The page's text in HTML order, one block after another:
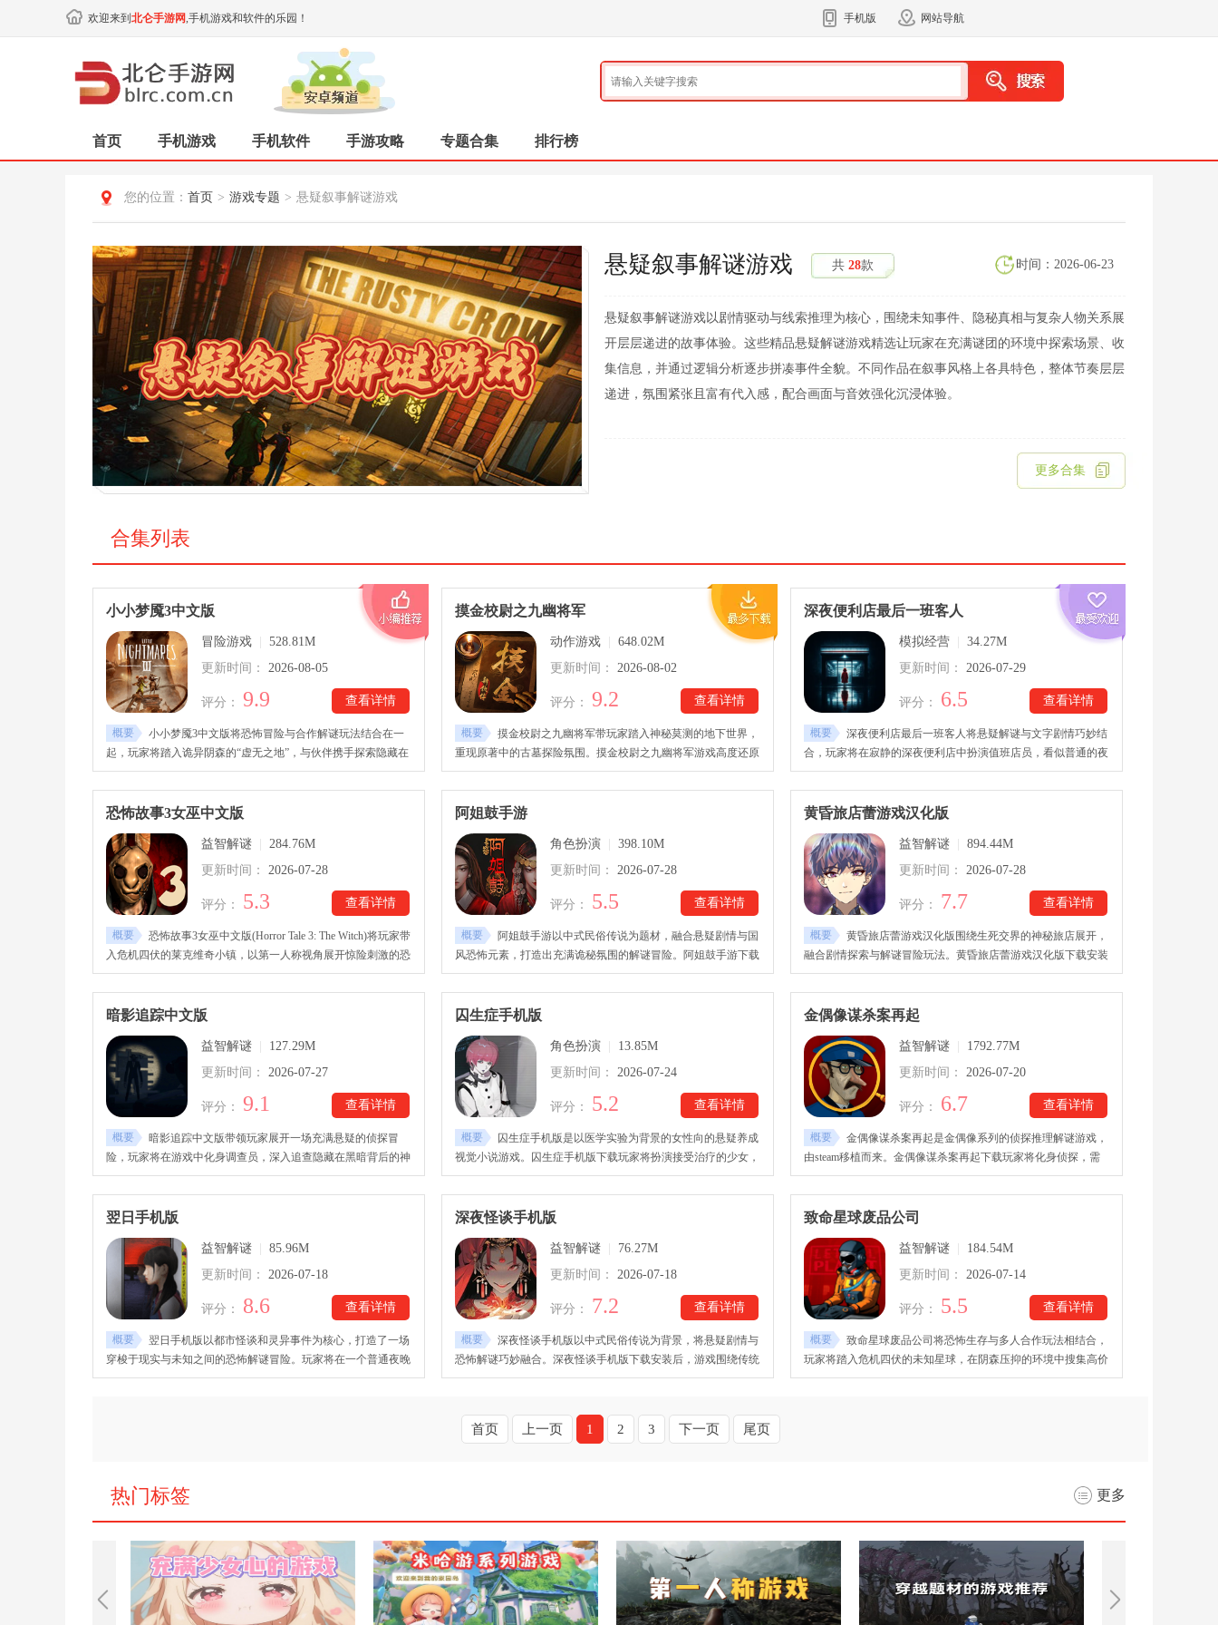
欢迎来到 北仑手游网,手机游戏和软件的乐园！ 手机版 网站导航
首页 手机游戏 手机软件 手游攻略 专题合集 排行榜
您的位置： 首页 > 游戏专题 > 悬疑叙事解谜游戏
悬疑叙事解谜游戏 共 28款 时间：2026-06-23
悬疑叙事解谜游戏以剧情驱动与线索推理为核心，围绕未知事件、隐秘真相与复杂人物关系展
开层层递进的故事体验。这些精品悬疑解谜游戏精选让玩家在充满谜团的环境中探索场景、收
集信息，并通过逻辑分析逐步拼凑事件全貌。不同作品在叙事风格上各具特色，整体节奏层层
递进，氛围紧张且富有代入感，配合画面与音效强化沉浸体验。
更多合集
合集列表
小小梦魇3中文版
冒险游戏
528.81M
更新时间：
2026-08-05
查看详情
评分： 9.9
概要
小小梦魇3中文版将恐怖冒险与合作解谜玩法结合在一
起，玩家将踏入诡异阴森的“虚无之地”，与伙伴携手探索隐藏在
黑暗中的秘密。小小梦魇3中文版下载安装后，游戏的故事围绕
迷失世界的小洛和小寂展开，两人分别拥有不同的能力与工具。
随着探索不断深入，玩家与队友或者AI需要配合，完成机关破
摸金校尉之九幽将军
动作游戏
648.02M
更新时间：
2026-08-02
查看详情
评分： 9.2
概要
摸金校尉之九幽将军带玩家踏入神秘莫测的地下世界，
重现原著中的古墓探险氛围。摸金校尉之九幽将军游戏高度还原
小说中的经典场景，从精绝遗迹到龙岭秘境，各类机关陷阱、诡
异生物以及未知危险层出不穷。玩家需要运用摸金技巧寻找线
索，破解机关谜题，在步步危机的环境中展开惊险刺激的冒险。
深夜便利店最后一班客人
模拟经营
34.27M
更新时间：
2026-07-29
查看详情
评分： 6.5
概要
深夜便利店最后一班客人将悬疑解谜与文字剧情巧妙结
合，玩家将在寂静的深夜便利店中扮演值班店员，看似普通的夜
班，却因一位位神秘顾客的到来而变得诡异莫测。深夜便利店最
后一班客人手游采用简洁的画面风格营造压抑神秘的氛围，每位
深夜来访者都有着不同寻常的言行举止，他们提出的要求和对话
需要通过交流、观察和推理，不断收集关键信息，随着剧情不断
推进，一段尘封七年的秘密也将逐渐浮出水面。
恐怖故事3女巫中文版
益智解谜
284.76M
更新时间：
2026-07-28
查看详情
评分： 5.3
概要
恐怖故事3女巫中文版(Horror Tale 3: The Witch)将玩家带
入危机四伏的莱克维奇小镇，以第一人称视角展开惊险刺激的恐
怖解谜冒险。恐怖故事3女巫中文版下载安装后，随着剧情推
进，更多地图区域将陆续开放，玩家需要不断探索环境、收集物
品、破解机关，一步步拼凑事件真相。游戏还提供提示系统，可
阿姐鼓手游
角色扮演
398.10M
更新时间：
2026-07-28
查看详情
评分： 5.5
概要
阿姐鼓手游以中式民俗传说为题材，融合悬疑剧情与国
风恐怖元素，打造出充满诡秘氛围的解谜冒险。阿姐鼓手游下载
安装后，玩家将深入神秘村庄，通过探索场景、搜集道具、破解
机关和推理线索，一步步揭开尘封已久的秘密。游戏采用沉浸式
叙事方式，让玩家在紧张刺激的探索过程中体验充满悬念的冒
黄昏旅店蕾游戏汉化版
益智解谜
894.44M
更新时间：
2026-07-28
查看详情
评分： 7.7
概要
黄昏旅店蕾游戏汉化版围绕生死交界的神秘旅店展开，
融合剧情探索与解谜冒险玩法。黄昏旅店蕾游戏汉化版下载安装
后，作为《黄昏旅店》系列新篇章，本作延续前作世界观，玩家
会跟随主角蜂矢梦久的视角，探索这座充满谜团的旅馆，帮助失
去记忆的住客找回过去，并引导他们面对最终的归宿。游戏加入
索逐渐拼合，还原被遗忘的记忆真相。
暗影追踪中文版
益智解谜
127.29M
更新时间：
2026-07-27
查看详情
评分： 9.1
概要
暗影追踪中文版带领玩家展开一场充满悬疑的侦探冒
险，玩家将在游戏中化身调查员，深入追查隐藏在黑暗背后的神
秘事件。暗影追踪杰西卡案件的故事发生于一座危机四伏的城
市，玩家需要前往不同场景探索，通过寻找隐藏线索、分析证据
以及破解谜题，逐步还原案件真相。游戏拥有紧凑的剧情设计和
过程。
囚生症手机版
角色扮演
13.85M
更新时间：
2026-07-24
查看详情
评分： 5.2
概要
囚生症手机版是以医学实验为背景的女性向的悬疑养成
视觉小说游戏。囚生症手机版下载玩家将扮演接受治疗的少女，
与医院安排的粉发少年外形人形机器人共同生活，接受治疗，通
过不断的互动交流和实验，逐步影响机器人的性格、情感与行为
变化，展开不一样的情感羁绊。囚生症手机版下载玩家不同的选
金偶像谋杀案再起
益智解谜
1792.77M
更新时间：
2026-07-20
查看详情
评分： 6.7
概要
金偶像谋杀案再起是金偶像系列的侦探推理解谜游戏，
由steam移植而来。金偶像谋杀案再起下载玩家将化身侦探，需
要通过点击的方式探索不同的犯罪现场，和角色互动，搜集线索
或道具，运用智慧和逻辑揭开各种谜题背后的完整真相。金偶像
谋杀案再起游戏结合了20个不同时代背景的案件，带来多样化的
翌日手机版
益智解谜
85.96M
更新时间：
2026-07-18
查看详情
评分： 8.6
概要
翌日手机版以都市怪谈和灵异事件为核心，打造了一场
穿梭于现实与未知之间的恐怖解谜冒险。玩家将在一个普通夜晚
登上一辆神秘电车，却发现车厢内隐藏着诸多无法解释的异常现
深夜怪谈手机版
益智解谜
76.27M
更新时间：
2026-07-18
查看详情
评分： 7.2
概要
深夜怪谈手机版以中式民俗传说为背景，将悬疑剧情与
恐怖解谜巧妙融合。深夜怪谈手机版下载安装后，游戏围绕传统
婚嫁习俗展开故事，玩家需要仔细观察每个角落，寻找关键道
原事件全貌。游戏里，玩家在遇到难题时可以使用提示功能获得
帮助，降低卡关压力。
致命星球废品公司
益智解谜
184.54M
更新时间：
2026-07-14
查看详情
评分： 5.5
概要
致命星球废品公司将恐怖生存与多人合作玩法相结合，
玩家将踏入危机四伏的未知星球，在阴森压抑的环境中搜集高价
值废品，完成公司下达的各项任务。致命星球废品公司中文版下
首页 上一页 1 2 3 下一页 尾页
热门标签 更多